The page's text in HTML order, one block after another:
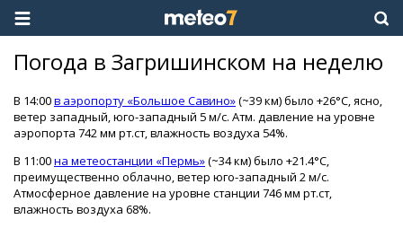
Погода в Загришинском на неделю
В 14:00в аэропорту «Большое Савино»(~39 км) было +26°C, ясно,
ветер западный, юго-западный 5 м/с. Атм. давление на уровне
аэропорта 742 мм рт.ст, влажность воздуха 54%.
В 11:00на метеостанции «Пермь»(~34 км) было +21.4°C,
преимущественно облачно, ветер юго-западный 2 м/с.
Атмосферное давление на уровне станции 746 мм рт.ст,
влажность воздуха 68%.